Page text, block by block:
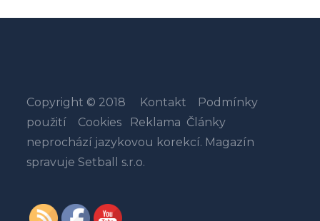
Copyright © 2018 Kontakt
Podmínky
použití
Cookies Reklama Články
neprochází jazykovou korekcí. Magazín
spravuje Setball s.r.o.